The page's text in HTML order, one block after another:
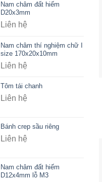
Nam châm đất hiếm
D20x3mm
Liên hệ
Nam châm thí nghiệm chữ I
size 170x20x10mm
Liên hệ
Tôm tái chanh
Liên hệ
Bánh crep sầu riêng
Liên hệ
Nam châm đất hiếm
D12x4mm lỗ M3